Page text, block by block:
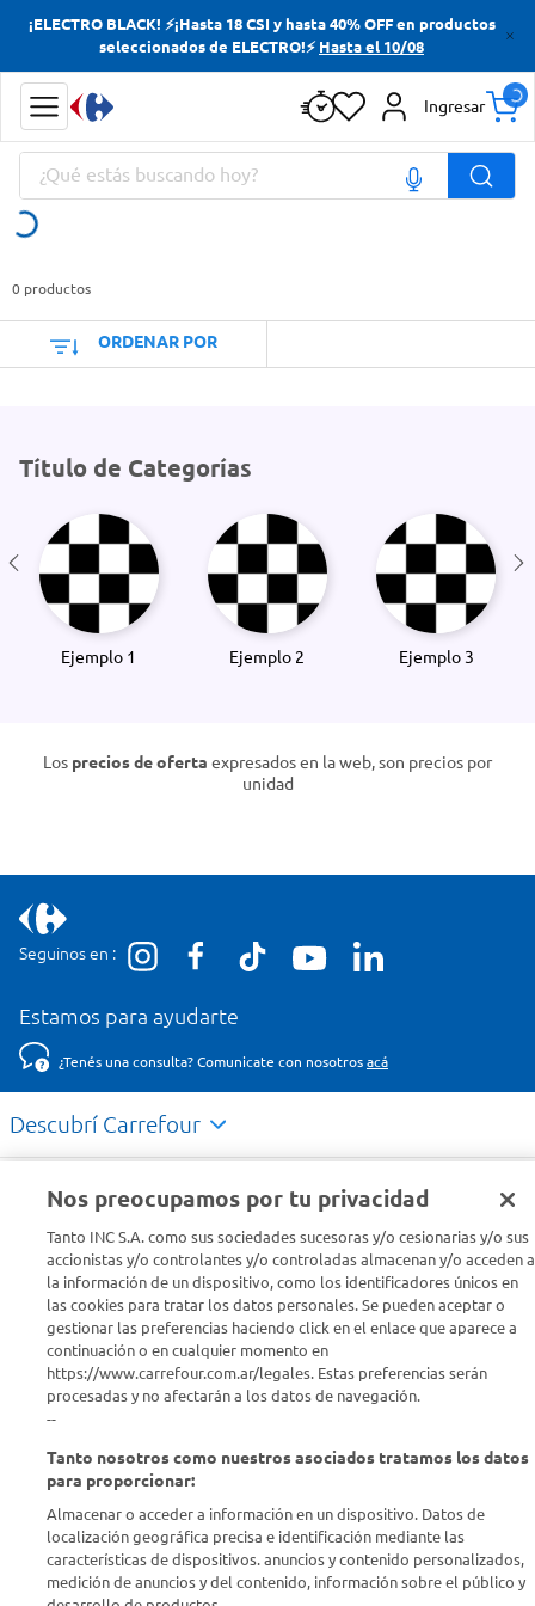
¡ELECTRO BLACK! ⚡¡Hasta 18 CSI y hasta 40% OFF en productos
seleccionados de ELECTRO!⚡ Hasta el 10/08
Ingresar
¿Qué estás buscando hoy?
0 productos
ORDENAR POR
Título de Categorías
Ejemplo 1 Ejemplo 2 Ejemplo 3
Los precios de oferta expresados en la web, son precios por
unidad
Seguinos en :
Estamos para ayudarte
¿Tenés una consulta? Comunicate con nosotros acá
Descubrí Carrefour
Conocenos
Info útil
Comprá Online
Enterate de nuestras ofertas
Dejanos tu mail para recibir todas las ofertas y promociones antes
ENVIAR
Nos preocupamos por tu privacidad
Tanto INC S.A. como sus sociedades sucesoras y/o cesionarias y/o sus
accionistas y/o controlantes y/o controladas almacenan y/o acceden a
la información de un dispositivo, como los identificadores únicos en
las cookies para tratar los datos personales. Se pueden aceptar o
gestionar las preferencias haciendo click en el enlace que aparece a
continuación o en cualquier momento en
https://www.carrefour.com.ar/legales. Estas preferencias serán
procesadas y no afectarán a los datos de navegación.
--
Tanto nosotros como nuestros asociados tratamos los datos
para proporcionar:
Almacenar o acceder a información en un dispositivo. Datos de
localización geográfica precisa e identificación mediante las
características de dispositivos. anuncios y contenido personalizados,
medición de anuncios y del contenido, información sobre el público y
Términos más buscados
Yerba
Cerveza
Doves
Términos más buscados
Yerba
Cerveza
Doves
Papas Fritas